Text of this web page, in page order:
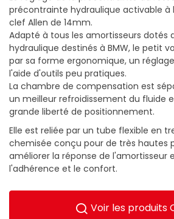
précontrainte hydraulique activable à
clef Allen de 14mm.
Adapté à tous les amortisseurs dotés
hydraulique destinés à BMW, le petit
par sa forme ergonomique, un
l'aide d'outils peu pratiques.
La chambre de compensation est
un meilleur refroidissement du fluide
grande liberté de positionnement.
Elle est reliée par un tube flexible en
chemisée conçu pour de très hautes
améliorer la réponse de l'amortisseur
l'adhérence et le confort.
Voir les produits